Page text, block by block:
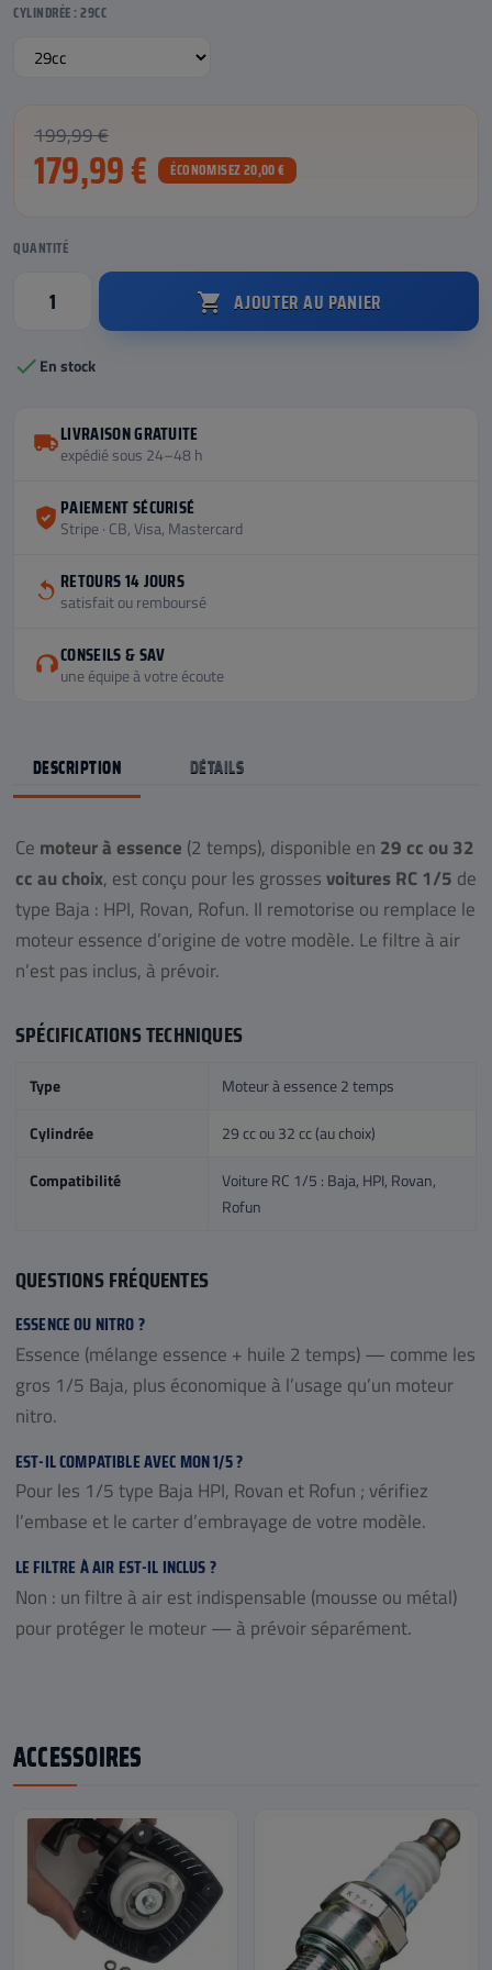
CYLINDRÉE : 29CC
199,99 €
179,99 € ÉCONOMISEZ 20,00 €
QUANTITÉ
 AJOUTER AU PANIER
En stock
LIVRAISON GRATUITE
expédié sous 24–48 h
PAIEMENT SÉCURISÉ
Stripe · CB, Visa, Mastercard
RETOURS 14 JOURS
satisfait ou remboursé
CONSEILS & SAV
une équipe à votre écoute
DESCRIPTION DÉTAILS
Ce moteur à essence (2 temps), disponible en 29 cc ou 32
cc au choix, est conçu pour les grosses voitures RC 1/5 de
type Baja : HPI, Rovan, Rofun. Il remotorise ou remplace le
moteur essence d’origine de votre modèle. Le filtre à air
n’est pas inclus, à prévoir.
SPÉCIFICATIONS TECHNIQUES
Type Moteur à essence 2 temps
Cylindrée 29 cc ou 32 cc (au choix)
Compatibilité
Voiture RC 1/5 : Baja, HPI, Rovan,
Rofun
QUESTIONS FRÉQUENTES
ESSENCE OU NITRO ?
Essence (mélange essence + huile 2 temps) — comme les
gros 1/5 Baja, plus économique à l’usage qu’un moteur
nitro.
EST-IL COMPATIBLE AVEC MON 1/5 ?
Pour les 1/5 type Baja HPI, Rovan et Rofun ; vérifiez
l’embase et le carter d’embrayage de votre modèle.
LE FILTRE À AIR EST-IL INCLUS ?
Non : un filtre à air est indispensable (mousse ou métal)
pour protéger le moteur — à prévoir séparément.
ACCESSOIRES